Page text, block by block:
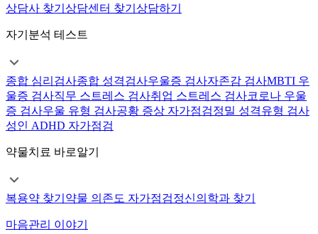
상담사 찾기 상담센터 찾기 상담하기
자기분석 테스트
종합 심리검사종합 성격검사우울증 검사자존감 검사MBTI 우
울증 검사직무 스트레스 검사취업 스트레스 검사코로나 우울
증 검사우울 유형 검사공황 증상 자가점검정밀 성격유형 검사
성인 ADHD 자가점검
약물치료 바로알기
복용약 찾기 약물 의존도 자가점검정신의학과 찾기
마음관리 이야기